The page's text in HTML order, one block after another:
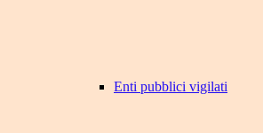
Enti pubblici vigilati